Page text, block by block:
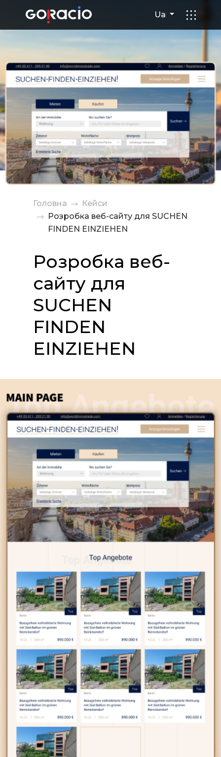
Ua
Розробка веб-сайту для
Головна
Кейси
Розробка веб-сайту для SUCHEN
FINDEN EINZIEHEN
Розробка веб-
сайту для
SUCHEN
FINDEN
EINZIEHEN